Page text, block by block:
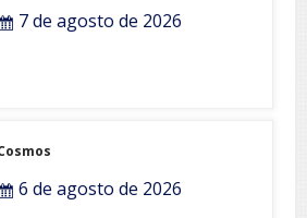
7 de agosto de 2026
6 de agosto de 2026